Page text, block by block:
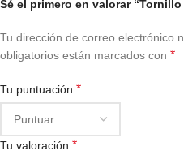
Sé el primero en valorar “Tornillo
Tu dirección de correo electrónico
obligatorios están marcados con *
Tu puntuación *
Tu valoración *